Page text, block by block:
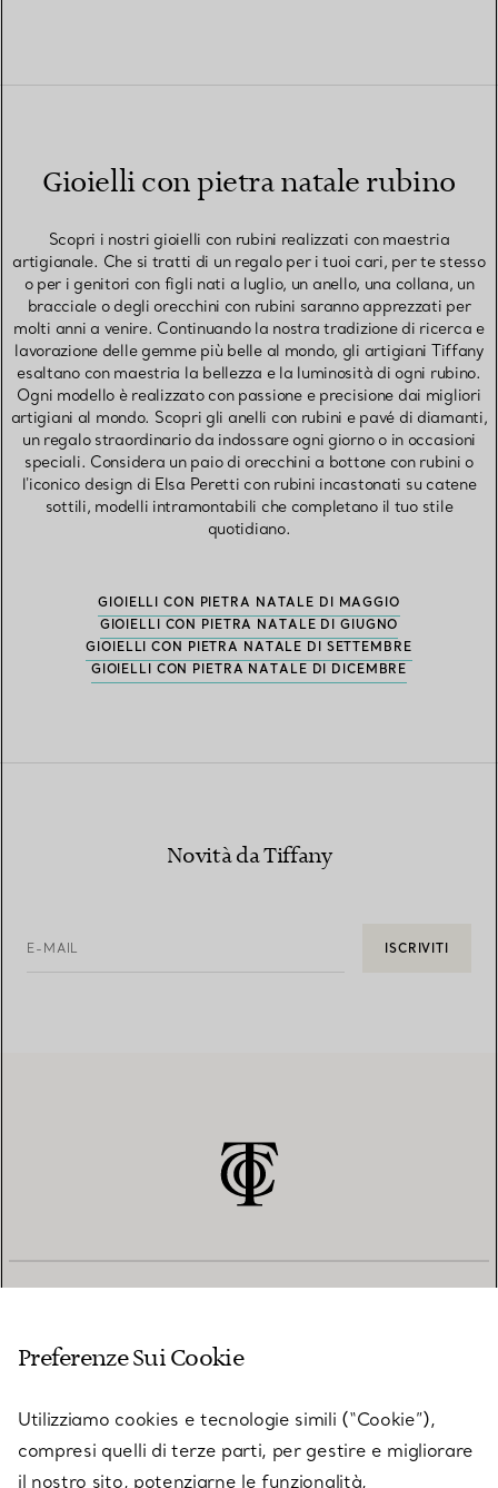
Gioielli con pietra natale rubino
Scopri i nostri gioielli con rubini realizzati con maestria
artigianale. Che si tratti di un regalo per i tuoi cari, per te stesso
o per i genitori con figli nati a luglio, un anello, una collana, un
bracciale o degli orecchini con rubini saranno apprezzati per
molti anni a venire. Continuando la nostra tradizione di ricerca e
lavorazione delle gemme più belle al mondo, gli artigiani Tiffany
esaltano con maestria la bellezza e la luminosità di ogni rubino.
Ogni modello è realizzato con passione e precisione dai migliori
artigiani al mondo. Scopri gli anelli con rubini e pavé di diamanti,
un regalo straordinario da indossare ogni giorno o in occasioni
speciali. Considera un paio di orecchini a bottone con rubini o
l'iconico design di Elsa Peretti con rubini incastonati su catene
sottili, modelli intramontabili che completano il tuo stile
quotidiano.
GIOIELLI CON PIETRA NATALE DI MAGGIO
GIOIELLI CON PIETRA NATALE DI GIUGNO
GIOIELLI CON PIETRA NATALE DI SETTEMBRE
GIOIELLI CON PIETRA NATALE DI DICEMBRE
Novità da Tiffany
E-MAIL ISCRIVITI
Preferenze Sui Cookie
Utilizziamo cookies e tecnologie simili (“Cookie”),
compresi quelli di terze parti, per gestire e migliorare
il nostro sito, potenziarne le funzionalità,